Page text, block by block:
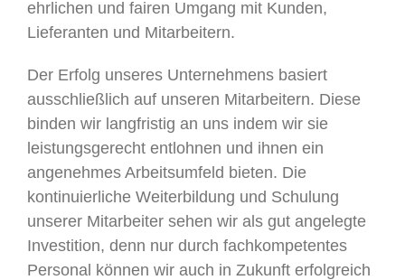
ehrlichen und fairen Umgang mit Kunden,
Lieferanten und Mitarbeitern.
Der Erfolg unseres Unternehmens basiert
ausschließlich auf unseren Mitarbeitern. Diese
binden wir langfristig an uns indem wir sie
leistungsgerecht entlohnen und ihnen ein
angenehmes Arbeitsumfeld bieten. Die
kontinuierliche Weiterbildung und Schulung
unserer Mitarbeiter sehen wir als gut angelegte
Investition, denn nur durch fachkompetentes
Personal können wir auch in Zukunft erfolgreich